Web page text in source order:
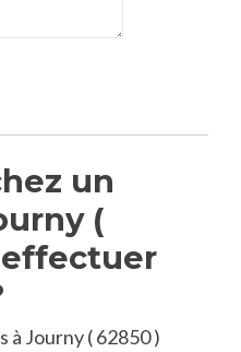
un
(
effectuer
à Journy ( 62850 )